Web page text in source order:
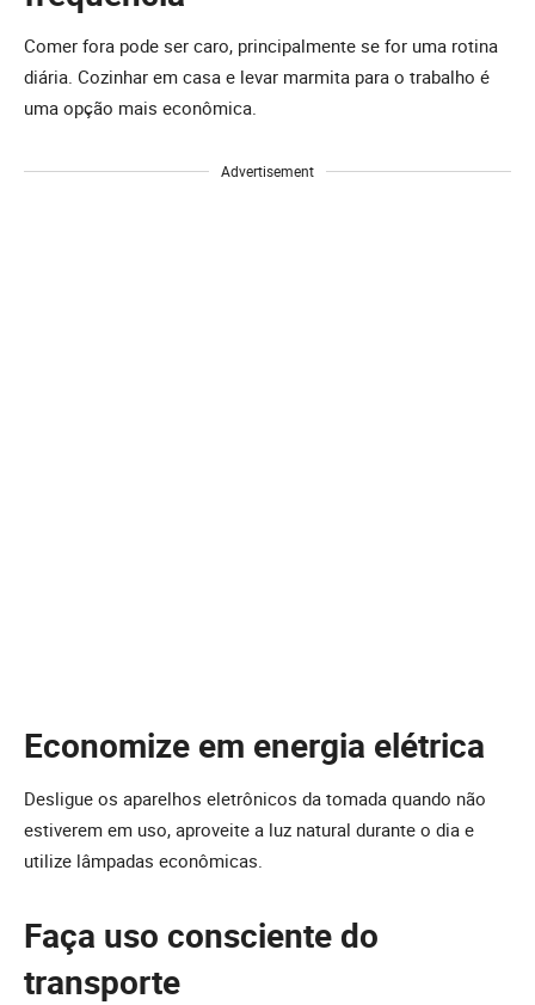
Comer fora pode ser caro, principalmente se for uma rotina
diária. Cozinhar em casa e levar marmita para o trabalho é
uma opção mais econômica.
Advertisement
Economize em energia elétrica
Desligue os aparelhos eletrônicos da tomada quando não
estiverem em uso, aproveite a luz natural durante o dia e
utilize lâmpadas econômicas.
Faça uso consciente do
transporte